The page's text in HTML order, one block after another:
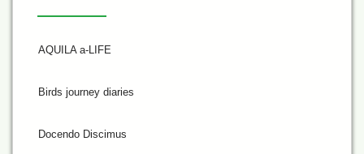
AQUILA a-LIFE
Birds journey diaries
Docendo Discimus